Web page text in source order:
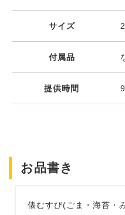
サイズ
付属品
提供時間
お品書き
俵むすび(ごま・海苔・